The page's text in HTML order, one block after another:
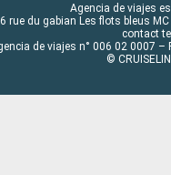
Agencia de viajes
rue du gabian Les flots bleus
contact
de viajes n° 006 02 0007
©